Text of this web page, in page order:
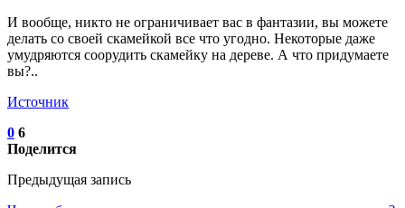
И вообще, никто не ограничивает вас в фантазии, вы можете
делать со своей скамейкой все что угодно. Некоторые даже
умудряются соорудить скамейку на дереве. А что придумаете
вы?..
Источник
0 6
Поделится
Предыдущая запись